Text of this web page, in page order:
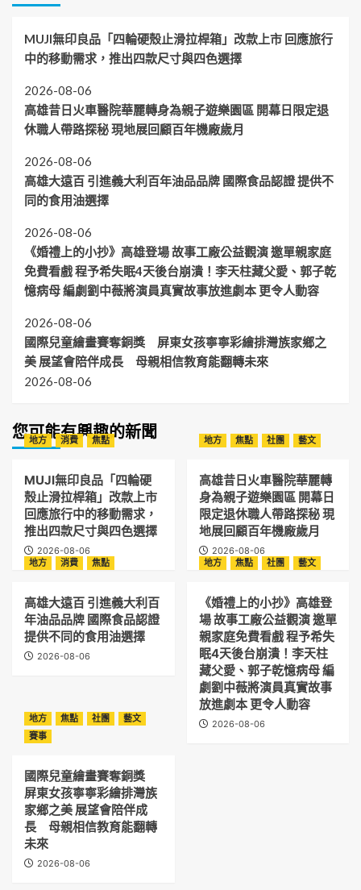
MUJI無印良品「四輪硬殼止滑拉桿箱」改款上市 回應旅行
中的移動需求，推出四款尺寸與四色選擇
2026-08-06
高雄昔日火車醫院華麗轉身為親子遊樂園區 開幕日限定退
休職人帶路探秘 現地展回顧百年機廠歲月
2026-08-06
高雄大遠百 引進義大利百年油品品牌 國際食品認證 提供不
同的食用油選擇
2026-08-06
《婚禮上的小抄》高雄登場 故事工廠公益觀演 邀單親家庭
免費看戲 程予希失眠4天後台崩潰！李天柱藏父愛、郭子乾
憶病母 編劇劉中薇將演員真實故事放進劇本 更令人動容
2026-08-06
國際兒童繪畫賽奪銅獎 屏東女孩寧寧彩繪排灣族家鄉之
美 展望會陪伴成長 母親相信教育能翻轉未來
2026-08-06
您可能有興趣的新聞
地方 消費 焦點
MUJI無印良品「四輪硬
殼止滑拉桿箱」改款上市
回應旅行中的移動需求，
推出四款尺寸與四色選擇
2026-08-06
地方 焦點 社團 藝文
高雄昔日火車醫院華麗轉
身為親子遊樂園區 開幕日
限定退休職人帶路探秘 現
地展回顧百年機廠歲月
2026-08-06
地方
消費 焦點
高雄大遠百 引進義大利百
年油品品牌 國際食品認證
提供不同的食用油選擇
2026-08-06
地方 焦點 社團 藝文
《婚禮上的小抄》高雄登
場 故事工廠公益觀演 邀單
親家庭免費看戲 程予希失
眠4天後台崩潰！李天柱
藏父愛、郭子乾憶病母 編
劇劉中薇將演員真實故事
放進劇本 更令人動容
2026-08-06
地方 焦點 社團
藝文
賽事
國際兒童繪畫賽奪銅獎
屏東女孩寧寧彩繪排灣族
家鄉之美 展望會陪伴成
長 母親相信教育能翻轉
未來
2026-08-06